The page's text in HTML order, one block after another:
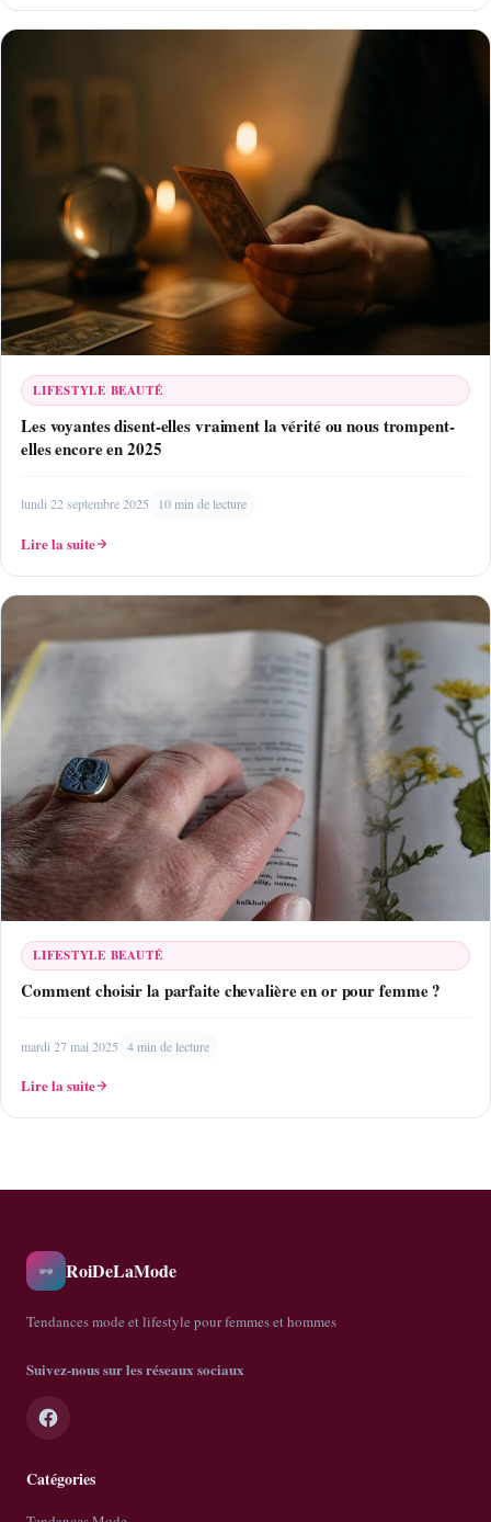
LIFESTYLE BEAUTÉ
Les voyantes disent-elles vraiment la vérité ou nous trompent-
elles encore en 2025
lundi 22 septembre 2025 10 min de lecture
Lire la suite
LIFESTYLE BEAUTÉ
Comment choisir la parfaite chevalière en or pour femme ?
mardi 27 mai 2025 4 min de lecture
Lire la suite
🕶️ RoiDeLaMode
Tendances mode et lifestyle pour femmes et hommes
Suivez-nous sur les réseaux sociaux
Catégories